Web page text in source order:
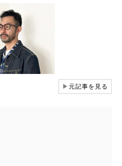
▶元記事を見る